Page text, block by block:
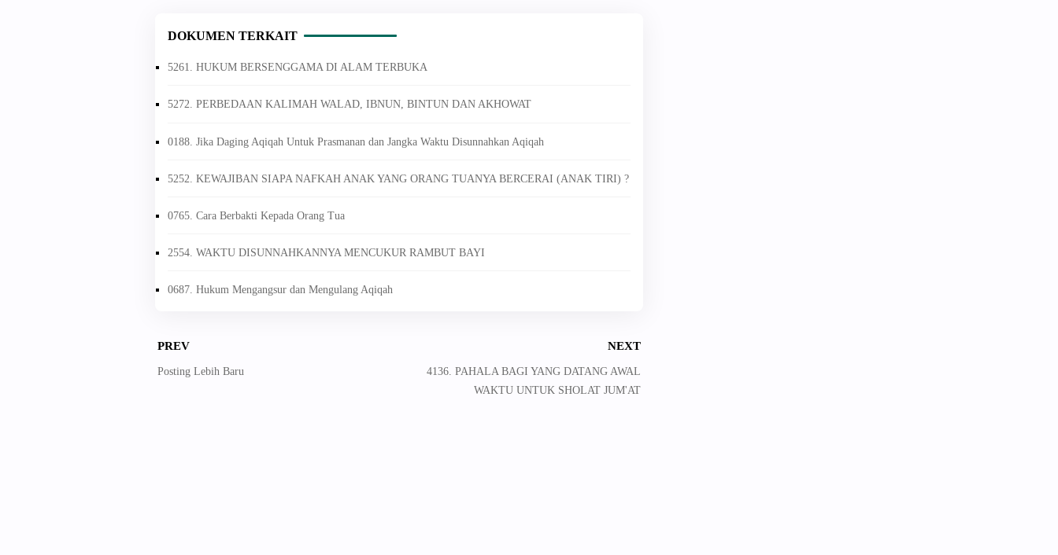
DOKUMEN TERKAIT
5261. HUKUM BERSENGGAMA DI ALAM TERBUKA
5272. PERBEDAAN KALIMAH WALAD, IBNUN, BINTUN DAN AKHOWAT
0188. Jika Daging Aqiqah Untuk Prasmanan dan Jangka Waktu Disunnahkan Aqiqah
5252. KEWAJIBAN SIAPA NAFKAH ANAK YANG ORANG TUANYA BERCERAI (ANAK TIRI) ?
0765. Cara Berbakti Kepada Orang Tua
2554. WAKTU DISUNNAHKANNYA MENCUKUR RAMBUT BAYI
0687. Hukum Mengangsur dan Mengulang Aqiqah
PREV
Posting Lebih Baru
NEXT
4136. PAHALA BAGI YANG DATANG AWAL
WAKTU UNTUK SHOLAT JUM'AT